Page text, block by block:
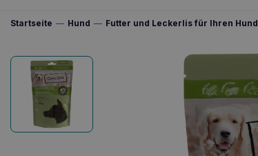
Startseite — Hund — Futter und Leckerlis für Ihren Hund